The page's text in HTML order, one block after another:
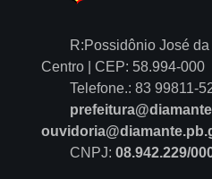
R:Possidônio José
Centro | CEP: 58.994-000
Telefone.: 83 99811-
CNPJ: 08.942.229/